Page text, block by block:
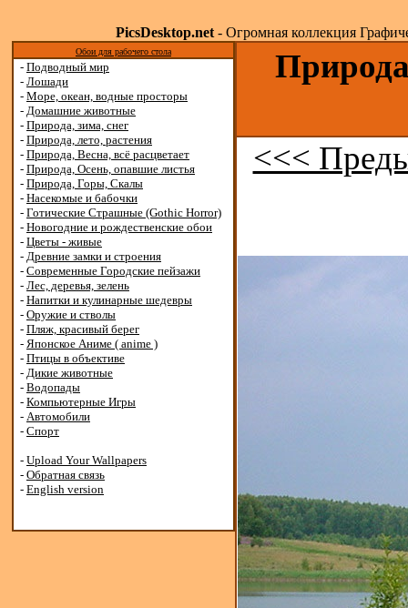
PicsDesktop.net- Огромная коллекция
Обои для рабочего стола
- Подводный мир
- Лошади
- Море, океан, водные просторы
- Домашние животные
- Природа, зима, снег
- Природа, лето, растения
- Природа, Весна, всё расцветает
- Природа, Осень, опавшие листья
- Природа, Горы, Скалы
- Насекомые и бабочки
- Готические Страшные (Gothic Horror)
- Новогодние и рождественские обои
- Цветы - живые
- Древние замки и строения
- Современные Городские пейзажи
- Лес, деревья, зелень
- Напитки и кулинарные шедевры
- Оружие и стволы
- Пляж, красивый берег
- Японское Аниме ( anime )
- Птицы в объективе
- Дикие животные
- Водопады
- Компьютерные Игры
- Автомобили
- Спорт
- Upload Your Wallpapers
- Обратная связь
- English version
<<<